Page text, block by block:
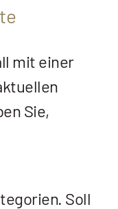
mit einer
Sie,
Soll